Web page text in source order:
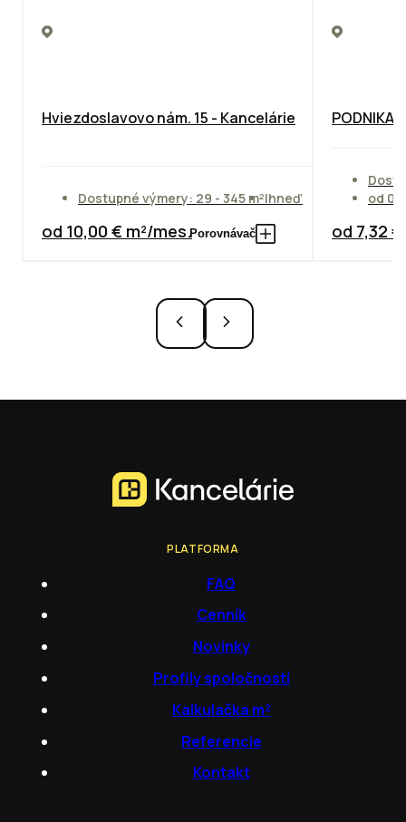
Hviezdoslavovo nám. 15 - Kancelárie
Dostupné výmery: 29 - 345 m²Ihneď
od 10,00 € m²/mes.Porovnávač
od
od 7,32
PLATFORMA
FAQ
Cenník
Novinky
Profily spoločností
Kalkulačka m²
Referencie
Kontakt